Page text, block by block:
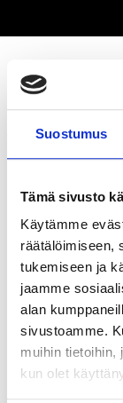
Suostumus
Tämä sivusto
Käytämme
räätälöimiseen,
tukemiseen ja
jaamme
alan
sivustoamme.
muihin tietoihin,
kun olet
Share this page
The
Sustainable
programme
tourism